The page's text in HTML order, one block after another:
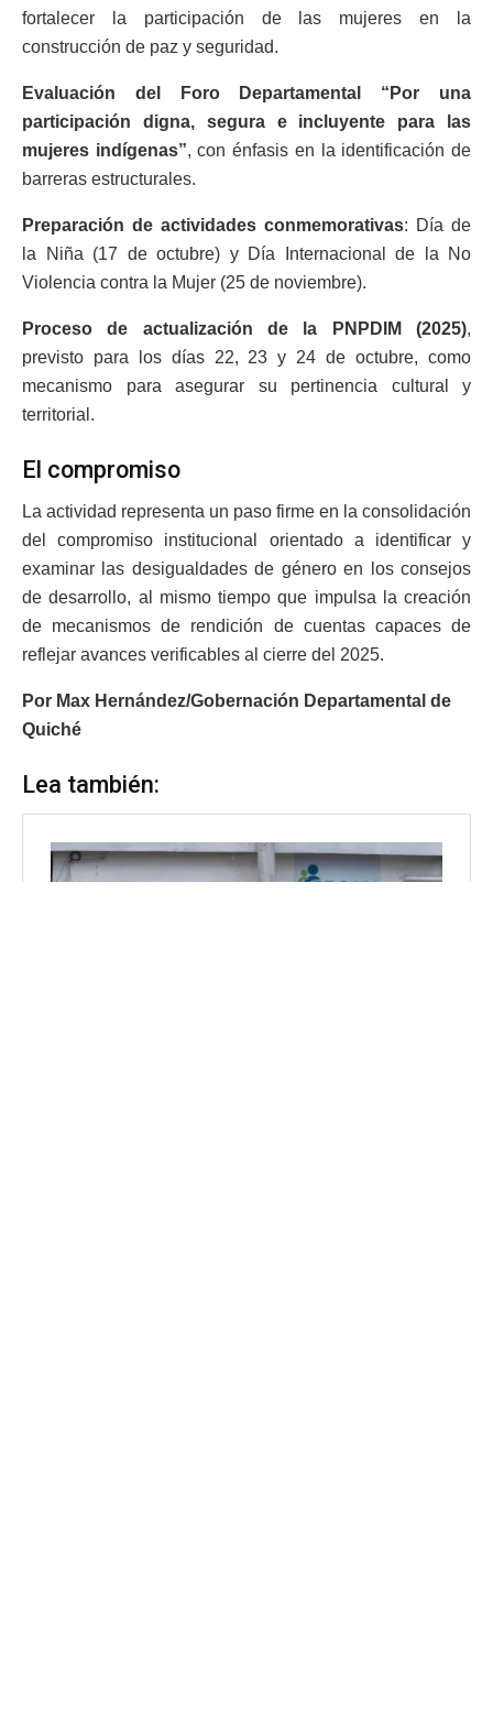
fortalecer la participación de las mujeres en la
construcción de paz y seguridad.
Evaluación del Foro Departamental “Por una
participación digna, segura e incluyente para las
mujeres indígenas”, con énfasis en la identificación de
barreras estructurales.
Preparación de actividades conmemorativas: Día de
la Niña (17 de octubre) y Día Internacional de la No
Violencia contra la Mujer (25 de noviembre).
Proceso de actualización de la PNPDIM (2025),
previsto para los días 22, 23 y 24 de octubre, como
mecanismo para asegurar su pertinencia cultural y
territorial.
El compromiso
La actividad representa un paso firme en la consolidación
del compromiso institucional orientado a identificar y
examinar las desigualdades de género en los consejos
de desarrollo, al mismo tiempo que impulsa la creación
de mecanismos de rendición de cuentas capaces de
reflejar avances verificables al cierre del 2025.
Por Max Hernández/Gobernación Departamental de
Quiché
Lea también: